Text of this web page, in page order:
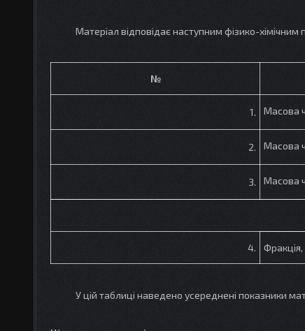
Матеріал відповідає наступним фізико-хімічним
№
1. Масова
2. Масова
3. Масова
4.
У цій таблиці наведено усереднені показники